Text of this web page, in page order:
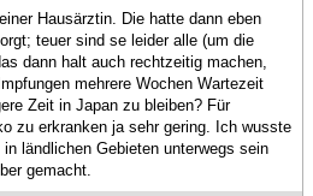
Hausärztin. Die hatte dann eben
teuer sind se leider alle (um die
dann halt auch rechtzeitig machen,
mehrere Wochen Wartezeit
Zeit in Japan zu bleiben? Für
zu erkranken ja sehr gering. Ich wusste
ländlichen Gebieten unterwegs sein
gemacht.